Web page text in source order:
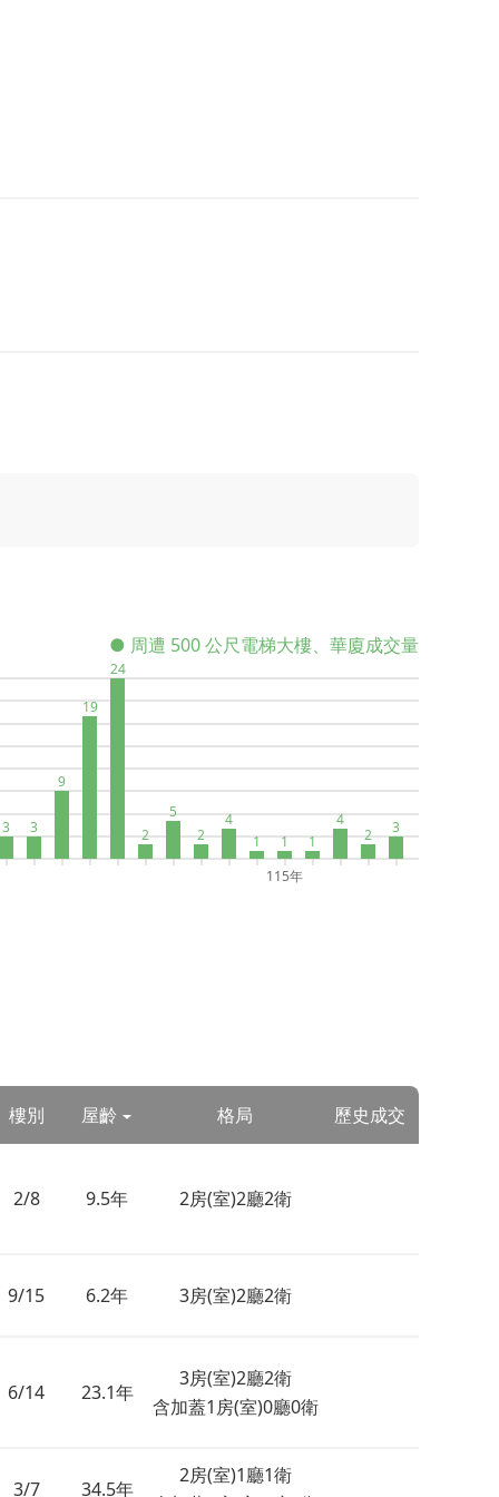
● 周遭 500 公尺電梯大樓、華廈成交量
115年
3 3
9
19
24
2
5
2
4
1
1 1
4
2
3
樓別 屋齡 格局 歷史成交
2/8 9.5年 2房(室)2廳2衛
9/15 6.2年 3房(室)2廳2衛
6/14 23.1年
3房(室)2廳2衛
含加蓋1房(室)0廳0衛
3/7 34.5年
2房(室)1廳1衛